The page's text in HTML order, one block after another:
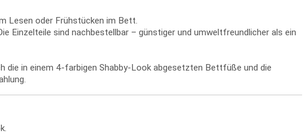
Lesen oder Frühstücken im Bett.
Einzelteile sind nachbestellbar – günstiger und umweltfreundlicher als ein
die in einem 4-farbigen Shabby-Look abgesetzten Bettfüße und die